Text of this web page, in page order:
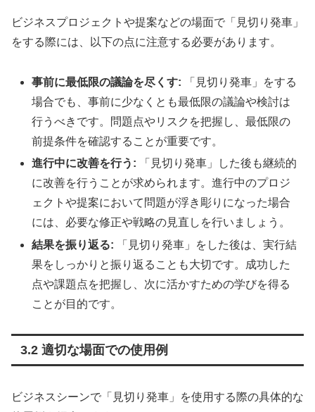
ビジネスプロジェクトや提案などの場面で「見切り発車」
をする際には、以下の点に注意する必要があります。
事前に最低限の議論を尽くす: 「見切り発車」をする
場合でも、事前に少なくとも最低限の議論や検討は
行うべきです。問題点やリスクを把握し、最低限の
前提条件を確認することが重要です。
進行中に改善を行う: 「見切り発車」した後も継続的
に改善を行うことが求められます。進行中のプロジ
ェクトや提案において問題が浮き彫りになった場合
には、必要な修正や戦略の見直しを行いましょう。
結果を振り返る: 「見切り発車」をした後は、実行結
果をしっかりと振り返ることも大切です。成功した
点や課題点を把握し、次に活かすための学びを得る
ことが目的です。
3.2 適切な場面での使用例
ビジネスシーンで「見切り発車」を使用する際の具体的な